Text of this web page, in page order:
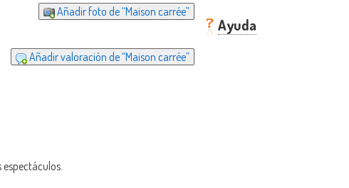
Añadir foto de “Maison carrée”
Añadir valoración de “Maison carrée”
Ayuda